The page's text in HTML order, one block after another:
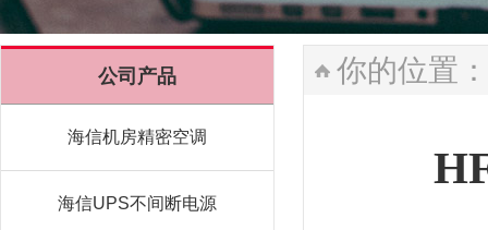
公司产品
海信机房精密空调
海信UPS不间断电源
你的位置：